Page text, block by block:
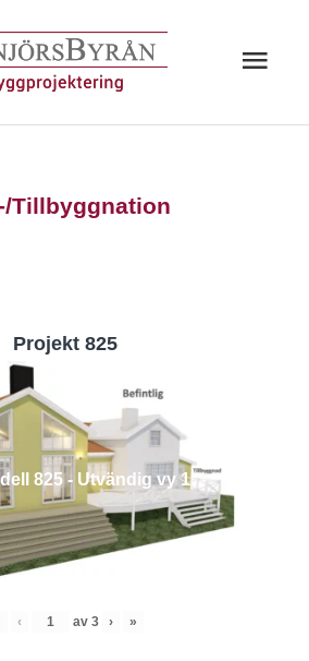
Tillbyggnation
Projekt 825
825 - Utvändig vy 1
‹ av 3 › »